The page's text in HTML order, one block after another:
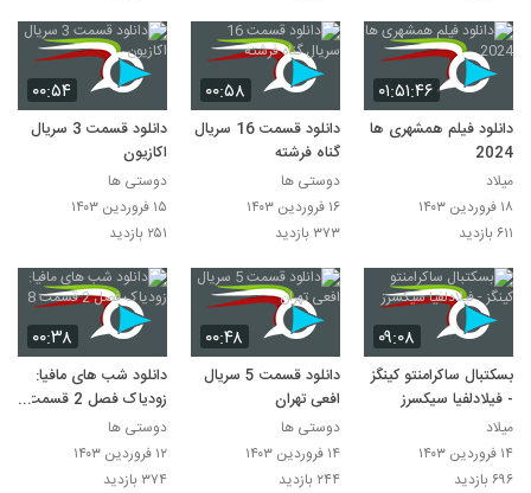
۰۱:۵۱:۴۶
دانلود فیلم همشهری ها
2024
میلاد
۱۸ فروردین ۱۴۰۳
۶۱۱ بازدید
۰۰:۵۸
دانلود قسمت 16 سریال
گناه فرشته
دوستی ها
۱۶ فروردین ۱۴۰۳
۳۷۳ بازدید
۰۰:۵۴
دانلود قسمت 3 سریال
اکازیون
دوستی ها
۱۵ فروردین ۱۴۰۳
۲۵۱ بازدید
۰۹:۰۸
بسکتبال ساکرامنتو کینگز
- فیلادلفیا سیکسرز
میلاد
۱۴ فروردین ۱۴۰۳
۶۹۶ بازدید
۰۰:۴۸
دانلود قسمت 5 سریال
افعی تهران
دوستی ها
۱۴ فروردین ۱۴۰۳
۲۴۴ بازدید
۰۰:۳۸
دانلود شب های مافیا:
زودیاک فصل 2 قسمت
8
دوستی ها
۱۲ فروردین ۱۴۰۳
۳۷۴ بازدید